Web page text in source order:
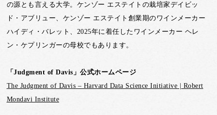
の源とも言える大学。ケンゾー エステイトの栽培家デイビッ
ド・アブリュー、ケンゾー エステイト創業期のワインメーカー
ハイディ・バレット、2025年に着任したワインメーカー ヘレ
ン・ケプリンガーの母校でもあります。
「Judgment of Davis」公式ホームページ
The Judgment of Davis – Harvard Data Science Initiative | Robert
Mondavi Institute